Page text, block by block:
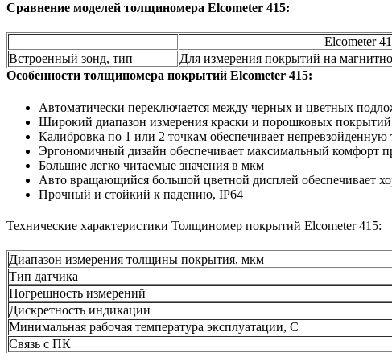
Сравнение моделей толщиномера Elcometer 415:
Elcometer
Встроенный зонд, тип
Для измерения покрытий на
Особенности толщиномера покрытий Elcometer 415:
Автоматически переключается между черных и цветных
Широкий диапазон измерения краски и порошковых
Калибровка по 1 или 2 точкам обеспечивает непревзойденную
Эргономичный дизайн обеспечивает максимальный комфорт
Большие легко читаемые значения в мкм
Авто вращающийся большой цветной дисплей обеспечивает
Прочный и стойкий к падению, IP64
Технические характеристики Толщиномер покрытий Elcometer 415:
Диапазон измерения толщины покрытия, мкм
Тип датчика
Погрешность измерений
Дискретность индикации
Минимальная рабочая температура эксплуатации, С
Связь с ПК